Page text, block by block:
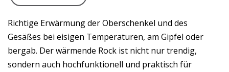
Richtige Erwärmung der Oberschenkel und des
Gesäßes bei eisigen Temperaturen, am Gipfel oder
bergab. Der wärmende Rock ist nicht nur trendig,
sondern auch hochfunktionell und praktisch für